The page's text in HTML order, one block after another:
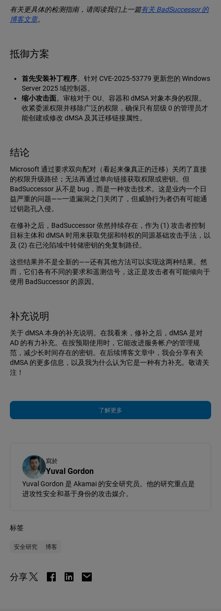
有关更具体的检测指南，请阅读我们上一篇有关 BadSuccessor 的
博客文章。
抵御方案
首先安装补丁程序。针对 CVE-2025-53779 更新您的 Windows
Server 2025 域控制器。
缩小攻击面。审核对于 OU、容器和 dMSA 对象本身的权限。
收紧委派权限并移除广泛的权限，确保只有层级 0 的管理员才
能创建或修改 dMSA 及其迁移链接属性。
结论
Microsoft 通过要求双向配对（看起来像真正的迁移）关闭了直接
的权限升级路径；无法再通过单向链接获取权限或密钥。但
BadSuccessor 从不是 bug，而是一种攻击技术。这是业内一个日
益严重的问题——一道漏洞之门关闭了，但威胁行为者仍有可能通
过钥匙孔入侵。
在修补之后，BadSuccessor 依然持续存在，作为 (1) 攻击者控制
目标主体和 dMSA 时用来获取凭据和特权的同源基础攻击手法，以
及 (2) 在已沦陷域中转储密钥的免复制路径。
这些结果并不是全新的——还有其他方法可以实现这两种结果。然
而，它们各有不同的要求和遥测信号，这正是攻击者有可能倾向于
使用 BadSuccessor 的原因。
补充说明
关于 dMSA 本身的补充说明。在我看来，修补之后，dMSA 是对
AD 的有力补充。在按预期使用时，它能改进服务帐户的管理规
范，减少长时间存在的密钥。在后续博客文章中，我会分享有关
dMSA 的更多信息，以及我为什么认为它是一种有力补充。敬请关
注！
了解更多
寫於
Yuval Gordon
Yuval Gordon 是 Akamai 的安全研究员。他的研究重点是
进攻性安全和基于身份的攻击媒介。
标签
安全研究 博客
分享